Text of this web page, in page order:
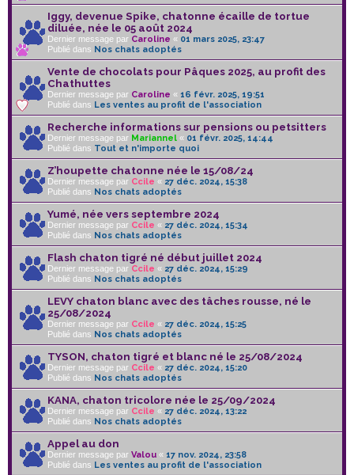
Iggy, devenue Spike, chatonne écaille de tortue
diluée, née le 05 août 2024
Dernier message par Caroline « 01 mars 2025, 23:47
Publié dans Nos chats adoptés
Vente de chocolats pour Pâques 2025, au profit des
Chathuttes
Dernier message par Caroline « 16 févr. 2025, 19:51
Publié dans Les ventes au profit de l'association
Recherche informations sur pensions ou petsitters
Dernier message par Mariannel « 01 févr. 2025, 14:44
Publié dans Tout et n'importe quoi
Z’houpette chatonne née le 15/08/24
Dernier message par Ccile « 27 déc. 2024, 15:38
Publié dans Nos chats adoptés
Yumé, née vers septembre 2024
Dernier message par Ccile « 27 déc. 2024, 15:34
Publié dans Nos chats adoptés
Flash chaton tigré né début juillet 2024
Dernier message par Ccile « 27 déc. 2024, 15:29
Publié dans Nos chats adoptés
LEVY chaton blanc avec des tâches rousse, né le
25/08/2024
Dernier message par Ccile « 27 déc. 2024, 15:25
Publié dans Nos chats adoptés
TYSON, chaton tigré et blanc né le 25/08/2024
Dernier message par Ccile « 27 déc. 2024, 15:20
Publié dans Nos chats adoptés
KANA, chaton tricolore née le 25/09/2024
Dernier message par Ccile « 27 déc. 2024, 13:22
Publié dans Nos chats adoptés
Appel au don
Dernier message par Valou « 17 nov. 2024, 23:58
Publié dans Les ventes au profit de l'association